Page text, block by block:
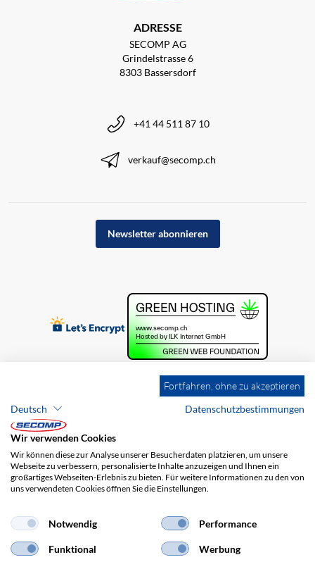
ADRESSE
SECOMP AG
Grindelstrasse 6
8303 Bassersdorf
+41 44 511 87 10
verkauf@secomp.ch
Newsletter abonnieren
Brands Impressum
AGB
Haftungsausschluss
Versandkosten
Fortfahren, ohne zu akzeptieren
Deutsch
Datenschutzbestimmungen
Wir verwenden Cookies
Wir können diese zur Analyse unserer Besucherdaten platzieren, um unsere
Webseite zu verbessern, personalisierte Inhalte anzuzeigen und Ihnen ein
großartiges Webseiten-Erlebnis zu bieten. Für weitere Informationen zu den von
uns verwendeten Cookies öffnen Sie die Einstellungen.
Notwendig Performance
Funktional Werbung